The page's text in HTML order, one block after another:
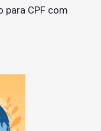
para CPF com